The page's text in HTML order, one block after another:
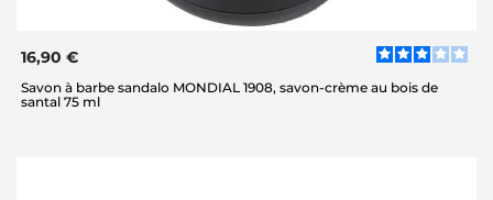
16,90 €
Savon à barbe sandalo MONDIAL 1908, savon-crème au bois de
santal 75 ml